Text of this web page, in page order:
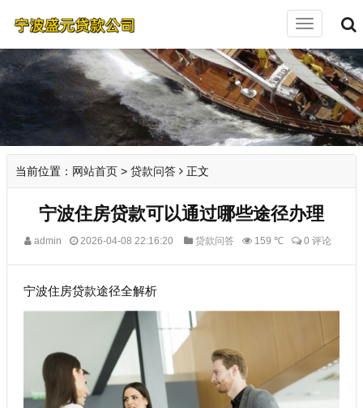
切
导
航
当前位置： 网站首页 > 贷款问答 正文
宁波住房贷款可以通过哪些途径办理
admin 2026-04-08 22:16:20 贷款问答 159 ℃ 0 评论
宁波住房贷款途径全解析